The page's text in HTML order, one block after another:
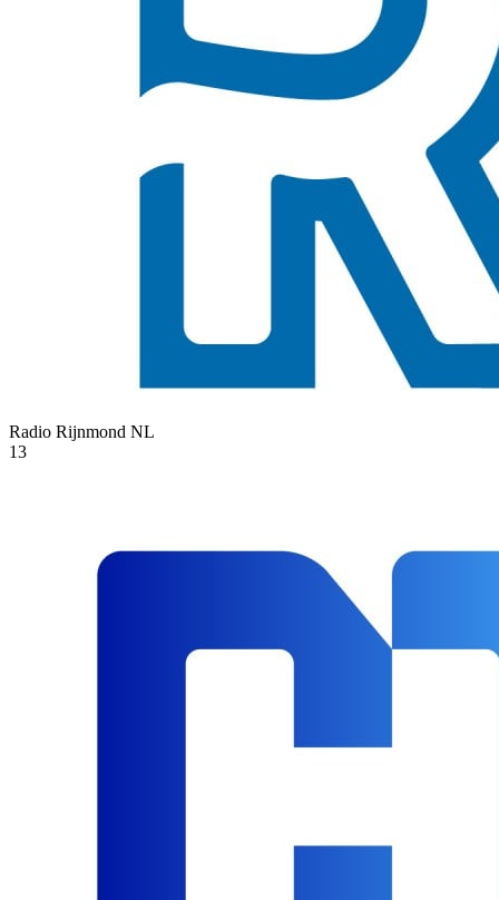
Radio Rijnmond NL
13